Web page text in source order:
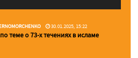
30.01.2025, 15:22
теме о 73-х течениях в исламе